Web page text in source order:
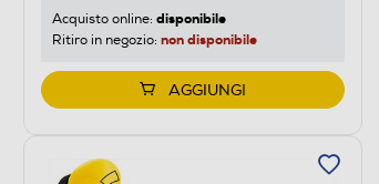
Acquisto online: disponibile
Ritiro in negozio: non disponibile
AGGIUNGI